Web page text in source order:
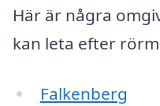
Här är några
kan leta efter
Falkenberg